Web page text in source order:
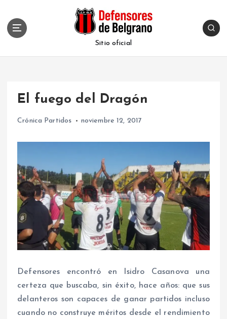
Sitio oficial
El fuego del Dragón
Crónica Partidos noviembre 12, 2017
Defensores encontró en Isidro Casanova una
certeza que buscaba, sin éxito, hace años: que sus
delanteros son capaces de ganar partidos incluso
cuando no construye méritos desde el rendimiento